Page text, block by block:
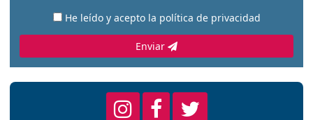
He leído y acepto la política de privacidad
Enviar